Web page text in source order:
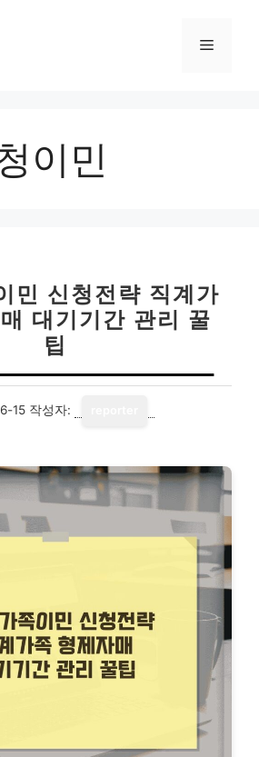
메
이민
민 신청전략 직계가
대기기간 관리 꿀
팁
15 작성자: